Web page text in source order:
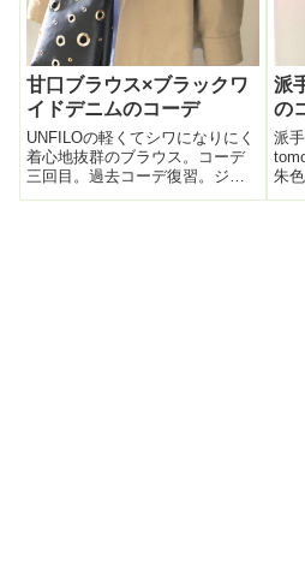
甘口ブラウス×ブラックワ
イドデニムのコーデ
UNFILOの軽くてシワになりにく
着心地抜群のブラウス。コーデ
三回目。過去コーデ復習。ジャ
ンパースカートとのレイヤー
派
の
派
朱